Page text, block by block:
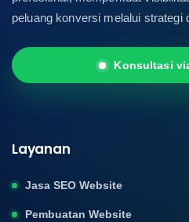
peluang konversi melalui strategi
Konsultasi
Layanan
Jasa SEO Website
Pembuatan Website